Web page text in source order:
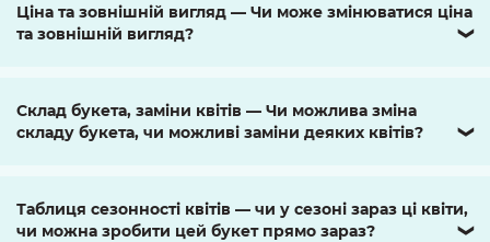
Ціна та зовнішній вигляд — Чи може змінюватися ціна
та зовнішній вигляд?
❯
Склад букета, заміни квітів — Чи можлива зміна
складу букета, чи можливі заміни деяких квітів?
❯
Таблиця сезонності квітів — чи у сезоні зараз ці квіти,
чи можна зробити цей букет прямо зараз?
❯